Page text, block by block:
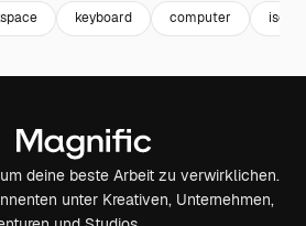
keyboard computer
deine beste Arbeit zu verwirklichen.
unter Kreativen, Unternehmen,